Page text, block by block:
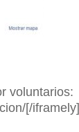
voluntarios:
[/iframely]